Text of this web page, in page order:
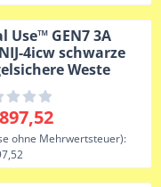
Use™ GEN7 3A
4icw schwarze
Weste
1 897,52, ohne
ohne Mehrwertsteuer):